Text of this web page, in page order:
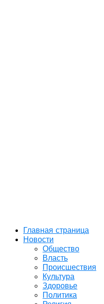
Главная страница
Новости
Общество
Власть
Происшествия
Культура
Здоровье
Политика